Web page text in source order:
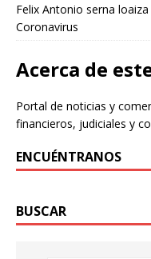
Felix Antonio serna loaiza
Coronavirus
Acerca de
Portal de noticias y
financieros, judiciales y
ENCUÉNTRANOS
BUSCAR